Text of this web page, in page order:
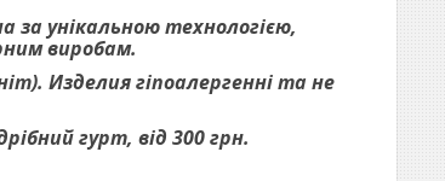
за унікальною технологією,
виробам.
Изделия гіпоалергенні та не
гурт, від 300 грн.